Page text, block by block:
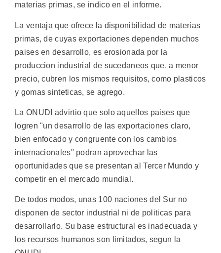
materias primas, se indico en el informe.
La ventaja que ofrece la disponibilidad de materias
primas, de cuyas exportaciones dependen muchos
paises en desarrollo, es erosionada por la
produccion industrial de sucedaneos que, a menor
precio, cubren los mismos requisitos, como plasticos
y gomas sinteticas, se agrego.
La ONUDI advirtio que solo aquellos paises que
logren "un desarrollo de las exportaciones claro,
bien enfocado y congruente con los cambios
internacionales" podran aprovechar las
oportunidades que se presentan al Tercer Mundo y
competir en el mercado mundial.
De todos modos, unas 100 naciones del Sur no
disponen de sector industrial ni de politicas para
desarrollarlo. Su base estructural es inadecuada y
los recursos humanos son limitados, segun la